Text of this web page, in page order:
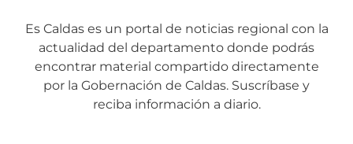
Es Caldas es un portal de noticias regional con la
actualidad del departamento donde podrás
encontrar material compartido directamente
por la Gobernación de Caldas. Suscríbase y
reciba información a diario.